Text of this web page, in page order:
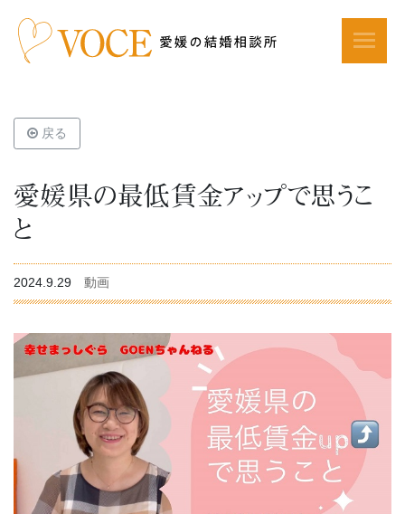
戻る
愛媛県の最低賃金アップで思うこ
と
2024.9.29 動画